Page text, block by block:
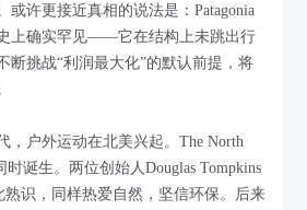
或许更接近真相的说法是：Patagonia
上确实罕见——它在结构上未跳出行
断挑战“利润最大化”的默认前提，将
，户外运动在北美兴起。The North
时诞生。两位创始人Douglas Tompkins
熟识，同样热爱自然，坚信环保。后来